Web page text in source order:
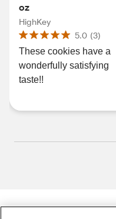
oz
HighKey
5.0 (3)
These cookies have a
wonderfully satisfying
taste!!